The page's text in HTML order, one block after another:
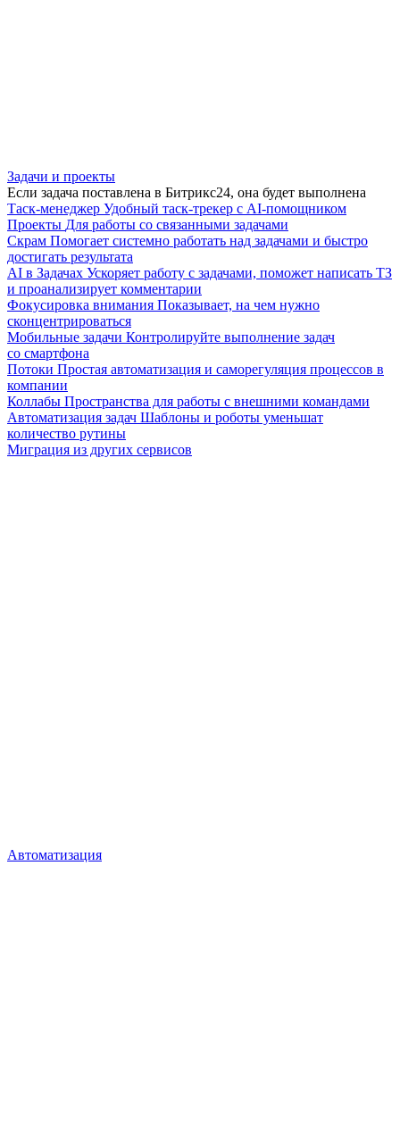
Задачи и проекты
Если задача поставлена в Битрикс24, она будет выполнена
Таск-менеджер Удобный таск-трекер с AI-помощником
Проекты Для работы со связанными задачами
Скрам Помогает системно работать над задачами и быстро
достигать результата
AI в Задачах Ускоряет работу с задачами, поможет написать ТЗ
и проанализирует комментарии
Фокусировка внимания Показывает, на чем нужно
сконцентрироваться
Мобильные задачи Контролируйте выполнение задач
со смартфона
Потоки Простая автоматизация и саморегуляция процессов в
компании
Коллабы Пространства для работы с внешними командами
Автоматизация задач Шаблоны и роботы уменьшат
количество рутины
Миграция из других сервисов
Автоматизация